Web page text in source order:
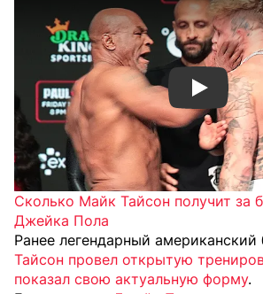
Смотреть
Сколько Майк Тайсон получит за
Джейка Пола
Ранее легендарный американский
Тайсон провел открытую
показал свою актуальную форму.